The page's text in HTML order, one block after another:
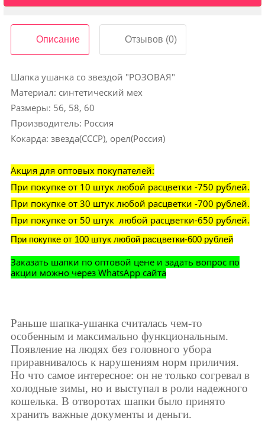
Описание Отзывов (0)
Шапка ушанка со звездой "РОЗОВАЯ"
Материал: синтетический мех
Размеры: 56, 58, 60
Производитель: Россия
Кокарда: звезда(СССР), орел(Россия)
Акция для оптовых покупателей:
При покупке от 10 штук любой расцветки -750 рублей.
При покупке от 30 штук любой расцветки -700 рублей.
При покупке от 50 штук любой расцветки-650 рублей.
При покупке от 100 штук любой расцветки-600 рублей
Заказать шапки по оптовой цене и задать вопрос по
акции можно через WhatsApp сайта
Раньше шапка-ушанка считалась чем-то
особенным и максимально функциональным.
Появление на людях без головного убора
приравнивалось к нарушениям норм приличия.
Но что самое интересное: он не только согревал в
холодные зимы, но и выступал в роли надежного
кошелька. В отворотах шапки было принято
хранить важные документы и деньги.